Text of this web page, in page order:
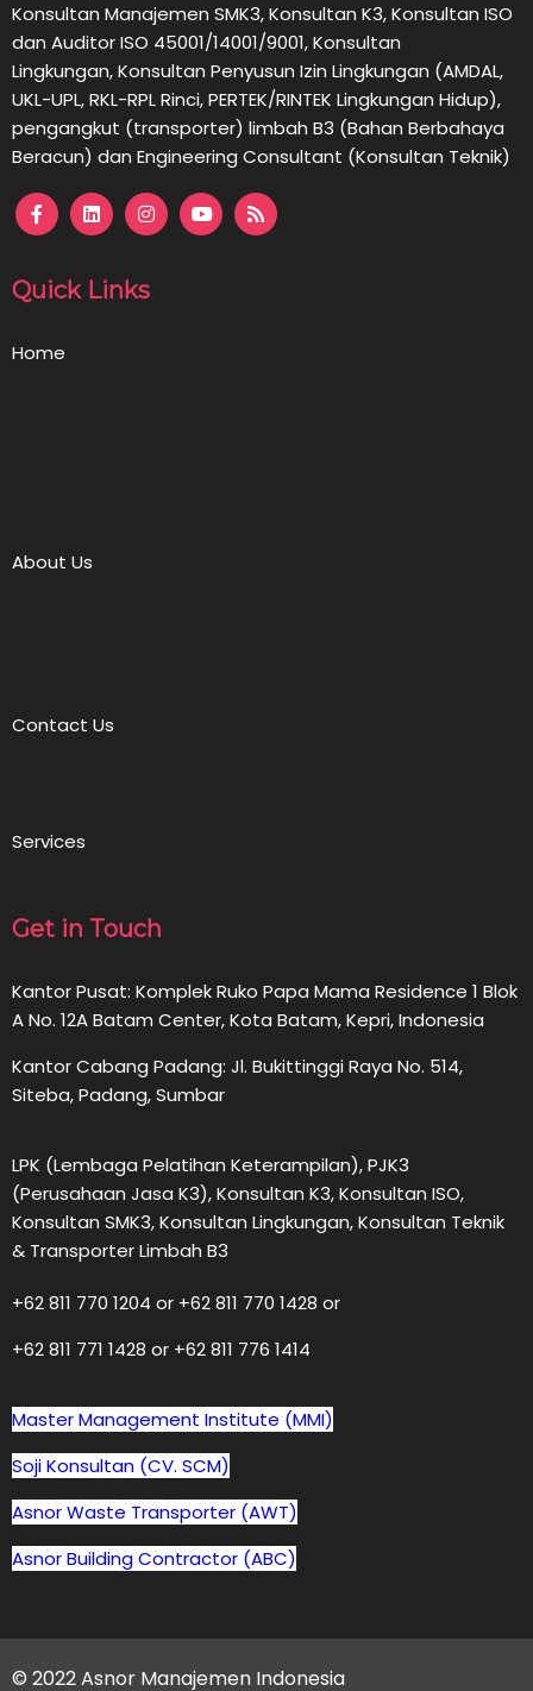
Konsultan Manajemen SMK3, Konsultan K3, Konsultan ISO
dan Auditor ISO 45001/14001/9001,Konsultan
Lingkungan,Konsultan Penyusun Izin Lingkungan (AMDAL,
UKL-UPL, RKL-RPL Rinci, PERTEK/RINTEK Lingkungan Hidup),
pengangkut (transporter) limbah B3 (Bahan Berbahaya
Beracun) dan Engineering Consultant (Konsultan Teknik)
Quick Links
Home
About Us
Contact Us
Services
Get in Touch
Kantor Pusat: Komplek Ruko Papa Mama Residence 1 Blok
A No. 12A Batam Center, Kota Batam, Kepri, Indonesia
Kantor Cabang Padang: Jl. Bukittinggi Raya No. 514,
Siteba, Padang, Sumbar
LPK (Lembaga Pelatihan Keterampilan), PJK3
(Perusahaan Jasa K3), Konsultan K3, Konsultan ISO,
Konsultan SMK3, Konsultan Lingkungan, Konsultan Teknik
& Transporter Limbah B3
+62 811 770 1204 or +62 811 770 1428 or
+62 811 771 1428 or +62 811 776 1414
Master Management Institute (MMI)
Soji Konsultan (CV. SCM)
Asnor Waste Transporter (AWT)
Asnor Building Contractor (ABC)
© 2022 Asnor Manajemen Indonesia